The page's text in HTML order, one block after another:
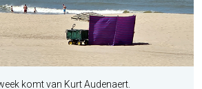
komt van Kurt Audenaert.